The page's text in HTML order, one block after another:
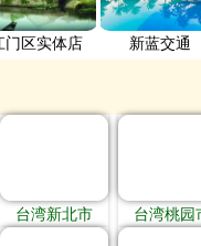
门区实体店 新蓝交通
台湾新北市 台湾桃园